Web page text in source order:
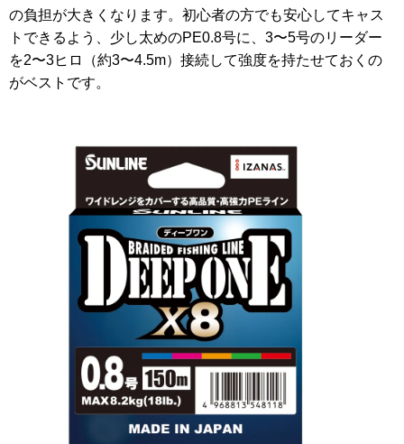
の負担が大きくなります。初心者の方でも安心してキャス
トできるよう、少し太めのPE0.8号に、3〜5号のリーダー
を2〜3ヒロ（約3〜4.5m）接続して強度を持たせておくの
がベストです。